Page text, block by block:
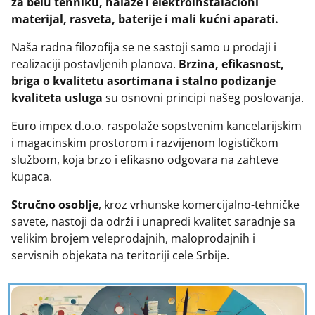
za bojlere
za grejalice i kalorifere
za kotlove
za sudomašine
za ta peći
za tostere i rostilje
za veš mašine
ploče
vrata veš mašine
delovi za veš mašine
i remeni za veš mašine
za usisivace mikrofiber
za usisivače platnene
- produžni kablovi i motalice
- utikaci, razdelnici i podsklopovi
sklopke
prekidači
i prekidači
utikaci i uticnice uko-uto
pvc creva
sapa metalna creva
pvc krute cevi i pribor
trake
- pun presek i instalacioni
pribor - kleme i stezaljke
sijalice e27
strele i armature
trake i napajanja 12v
trake i napajanja 24v
trake i pribor 220v
šinska rasveta 48v
lampe
- senzori, delovi i pribor
- armature
- halogene
- infra, živine, natrijum, mth
grla
- brodske i spoljne
materijal, rasveta, baterije i mali kućni aparati.
Naša radna filozofija se ne sastoji samo u prodaji i
realizaciji postavljenih planova. Brzina, efikasnost,
briga o kvalitetu asortimana i stalno podizanje
kvaliteta usluga su osnovni principi našeg poslovanja.
Euro impex d.o.o. raspolaže sopstvenim kancelarijskim
i magacinskim prostorom i razvijenom logističkom
službom, koja brzo i efikasno odgovara na zahteve
kupaca.
Stručno osoblje, kroz vrhunske komercijalno-tehničke
savete, nastoji da održi i unapredi kvalitet saradnje sa
velikim brojem veleprodajnih, maloprodajnih i
servisnih objekata na teritoriji cele Srbije.